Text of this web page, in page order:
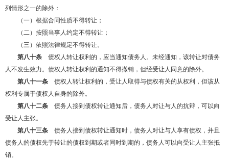
列情形之一的除外：
（一）根据合同性质不得转让；
（二）按照当事人约定不得转让；
（三）依照法律规定不得转让。
第八十条 债权人转让权利的，应当通知债务人。未经通知，该转让对债务
人不发生效力。债权人转让权利的通知不得撤销，但经受让人同意的除外。
第八十一条 债权人转让权利的，受让人取得与债权有关的从权利，但该从
权利专属于债权人自身的除外。
第八十二条 债务人接到债权转让通知后，债务人对让与人的抗辩，可以向
受让人主张。
第八十三条 债务人接到债权转让通知时，债务人对让与人享有债权，并且
债务人的债权先于转让的债权到期或者同时到期的，债务人可以向受让人主张抵
销。